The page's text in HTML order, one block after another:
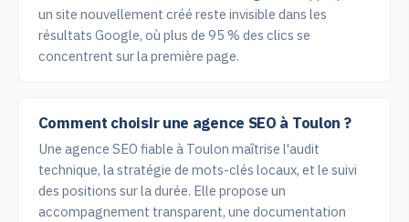
un site nouvellement créé reste invisible dans les
résultats Google, où plus de 95 % des clics se
concentrent sur la première page.
Comment choisir une agence SEO à Toulon ?
Une agence SEO fiable à Toulon maîtrise l'audit
technique, la stratégie de mots-clés locaux, et le suivi
des positions sur la durée. Elle propose un
accompagnement transparent, une documentation